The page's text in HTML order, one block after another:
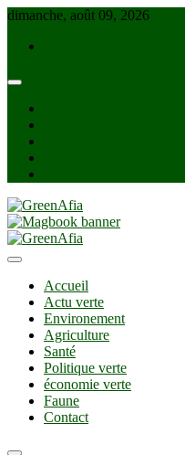
Skip
content
dimanche, août 09, 2026
GreenAfia
Accueil
Actu verte
Environement
Agriculture
Santé
Politique verte
économie verte
Faune
Contact